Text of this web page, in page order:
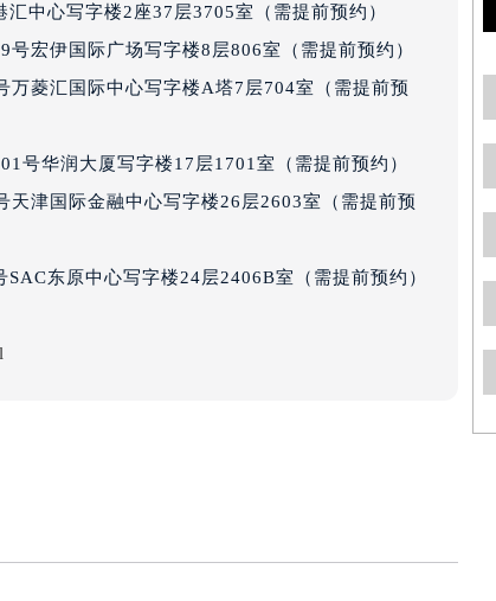
中心（需提前预约）
期五售后服务中心（需提前预约）
（需提前预约）
需提前预约）
需提前预约）
提前预约）
需提前预约）
（需提前预约）
提前预约）
中心写字楼2座37层3705室（需提前预约）
宏伊国际广场写字楼8层806室（需提前预约）
万菱汇国际中心写字楼A塔7层704室（需提前预
号华润大厦写字楼17层1701室（需提前预约）
天津国际金融中心写字楼26层2603室（需提前预
东原中心写字楼24层2406B室（需提前预约）